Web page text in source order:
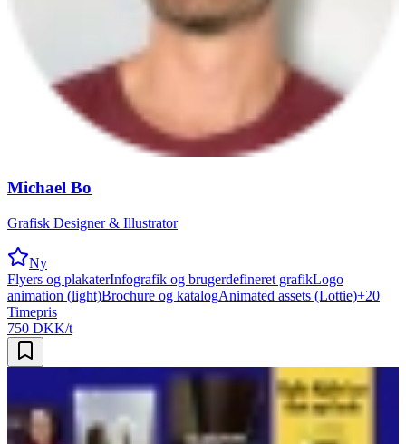
Michael Bo
Grafisk Designer & Illustrator
Ny
Flyers og plakaterInfografik og brugerdefineret grafikLogo
animation (light)Brochure og katalogAnimated assets (Lottie)+20
Timepris
750 DKK/t